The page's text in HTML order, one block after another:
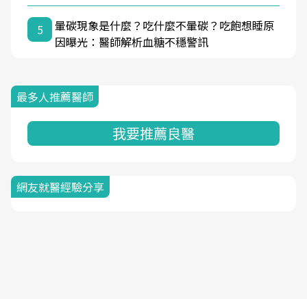
5
暈碳現象是什麼？吃什麼不暈碳？吃飽想睡原
因曝光：醫師解析血糖不穩警訊
最多人推薦醫師
我要推薦良醫
網友就醫經驗分享